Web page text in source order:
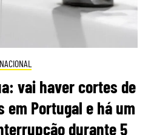
NACIONAL
vai haver cortes de
em Portugal e há um
durante 5